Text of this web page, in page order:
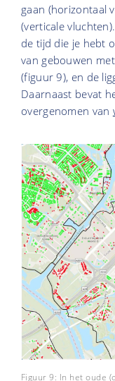
gaan (horizontaal
(verticale
de tijd die je hebt
van gebouwen
(figuur 9), en de
Daarnaast bevat
overgenomen van
Figuur 9: In het oude